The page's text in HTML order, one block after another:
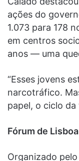
ações do
1.073 para 178
em centros
anos — uma
“Esses jovens
narcotráfico.
papel, o ciclo da
Fórum de Lisboa
Organizado